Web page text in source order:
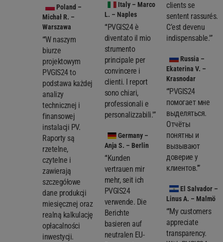
Poland –
Michał R. –
Warszawa
“'W naszym
biurze
projektowym
PVGIS24 to
podstawa każdej
analizy
technicznej i
finansowej
instalacji PV.
Raporty są
rzetelne,
czytelne i
zawierają
szczegółowe
dane produkcji
miesięcznej oraz
realną kalkulację
opłacalności
inwestycji.
Italy – Marco
L. – Naples
“'PVGIS24 è
diventato il mio
strumento
principale per
convincere i
clienti. I report
sono chiari,
professionali e
personalizzabili.'”
Germany –
Anja S. – Berlin
“'Kunden
vertrauen mir
mehr, seit ich
PVGIS24
verwende. Die
Berichte
basieren auf
neutralen EU-
clients se
sentent rassurés.
C’est devenu
indispensable.'”
Russia –
Ekaterina V. –
Krasnodar
“'PVGIS24
помогает мне
выделяться.
Отчёты
понятны и
вызывают
доверие у
клиентов.'”
El Salvador –
Linus A. – Malmö
“'My customers
appreciate
transparency.